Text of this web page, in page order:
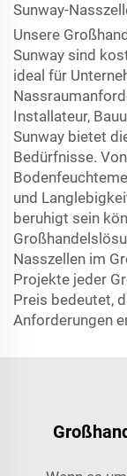
Sunway-
Unsere
Sunway sind
ideal für
Installateur,
Sunway bietet
Bedürfnisse.
und
beruhigt sein
Nasszellen im
Projekte jeder
Preis bedeutet,
Anforderungen